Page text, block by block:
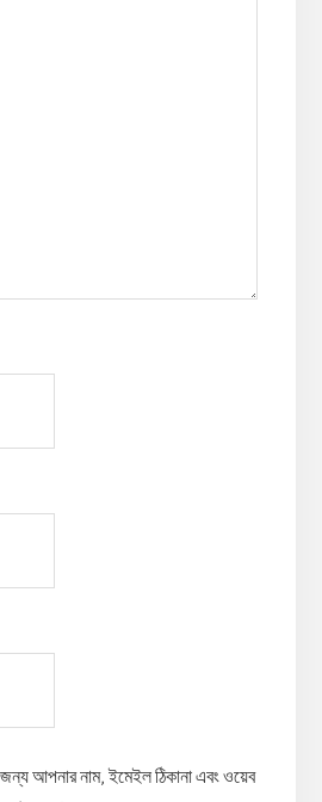
জন্য আপনার নাম, ইমেইল ঠিকানা এবং ওয়েব